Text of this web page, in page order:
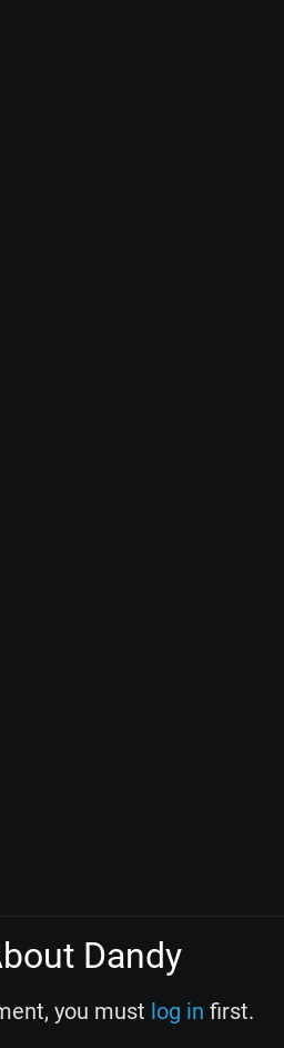
Dandy
you must log in first.